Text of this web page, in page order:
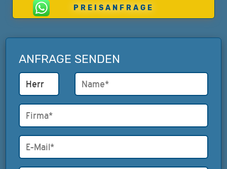
PREISANFRAGE
ANFRAGE SENDEN